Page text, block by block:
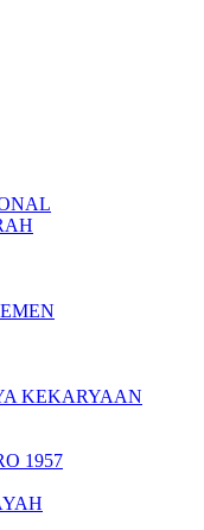
KEKARYAAN
1957